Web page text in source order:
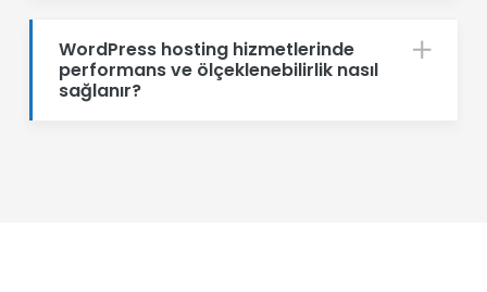
WordPress hosting hizmetlerinde
performans ve ölçeklenebilirlik nasıl
sağlanır?